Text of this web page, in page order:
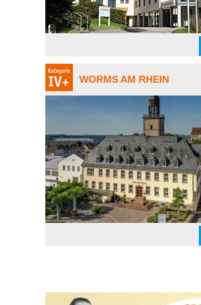
WORMS AM RHEIN